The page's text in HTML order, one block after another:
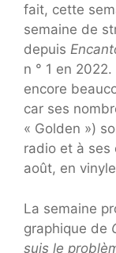
fait, cette
semaine de
depuis
n ° 1 en 2022.
encore
car ses
« Golden »)
radio et à ses
août, en
La semaine
graphique de
suis le